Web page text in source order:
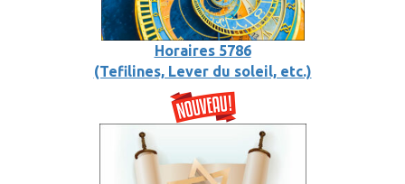
Horaires 5786
(Tefilines, Lever du soleil, etc.)